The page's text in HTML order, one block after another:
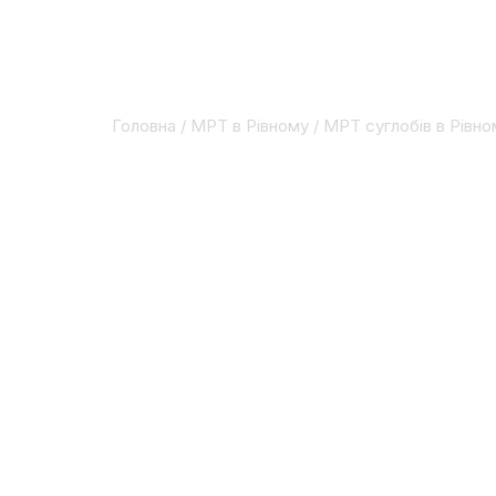
Головна / МРТ в Рівному/ МРТ суглобів в